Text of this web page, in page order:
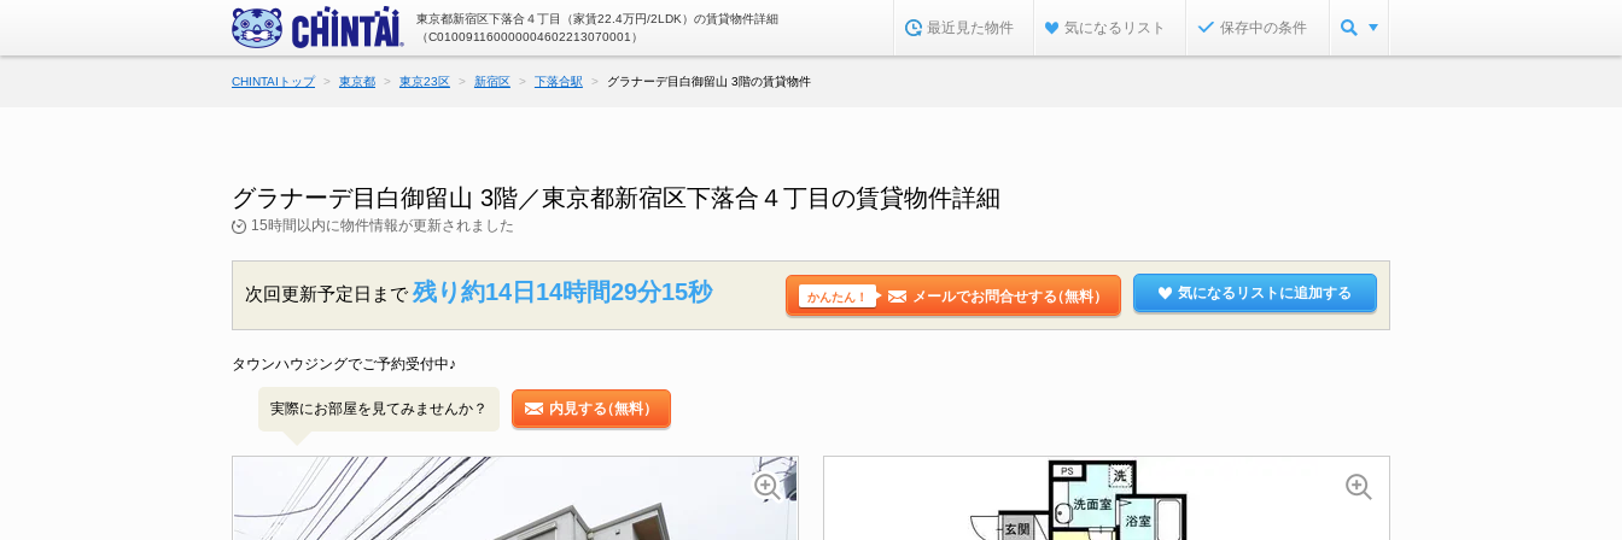
東京都新宿区下落合４丁目（家賃22.4万円/2LDK）の賃貸物件詳細
（C010091160000004602213070001）
最近見た物件 気になるリスト 保存中の条件
CHINTAIトップ 東京都 東京23区 新宿区 下落合駅 グラナーデ目白御留山 3階の賃貸物件
グラナーデ目白御留山 3階／東京都新宿区下落合４丁目の賃貸物件詳細
15時間以内に物件情報が更新されました
次回更新予定日まで 残り約14日14時間29分14秒 かんたん！ メールでお問合せする（無料） 気になるリストに追加する
タウンハウジングでご予約受付中♪
実際にお部屋を見てみませんか？ 内見する（無料）